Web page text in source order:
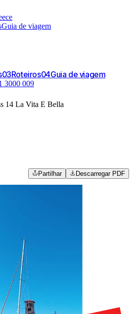
Guia de viagem
03Roteiros04Guia de viagem
3000 009
14 La Vita E Bella
Partilhar Descarregar PDF